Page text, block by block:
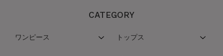
CATEGORY
ワンピース トップス